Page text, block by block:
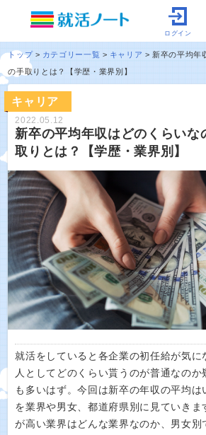
ログイン
トップ カテゴリー一覧 キャリア
新卒の平均年
の手取りとは？【学歴・業界別】
キャリア
2022.05.12
新卒の平均年収はどのくらいな
取りとは？【学歴・業界別】
就活をしていると各企業の初任給が気に
人としてどのくらい貰うのが普通なのか
も多いはず。今回は新卒の年収の平均は
を業界や男女、都道府県別に見ていきま
が高い業界はどんな業界なのか、男女別